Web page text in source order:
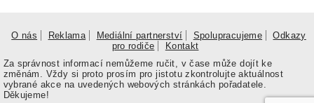
O nás Reklama Mediální partnerství Spolupracujeme
Odkazy
pro rodiče
Kontakt
Za správnost informací nemůžeme ručit, v čase může dojít ke
změnám. Vždy si proto prosím pro jistotu zkontrolujte aktuálnost
vybrané akce na uvedených webových stránkách pořadatele.
Děkujeme!